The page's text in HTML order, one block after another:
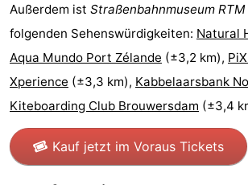
Zentren
Dörfer
&
Städte
Natur
Führungen
Sport
Außerdem ist Straßenbahnmuseum RTM
folgenden Sehenswürdigkeiten: Natural
Aqua Mundo Port Zélande (±3,2 km),
Xperience (±3,3 km), Kabbelaarsbank
Kiteboarding Club Brouwersdam (±3,4
Kauf jetzt im Voraus Tickets